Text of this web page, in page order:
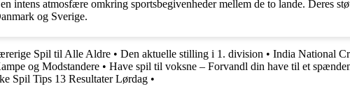
intens atmosfære omkring sportsbegivenheder mellem de to lande. Deres
og Sverige.
Spil til Alle Aldre • Den aktuelle stilling i 1. division • India National
og Modstandere • Have spil til voksne – Forvandl din have til et
Spil Tips 13 Resultater Lørdag •